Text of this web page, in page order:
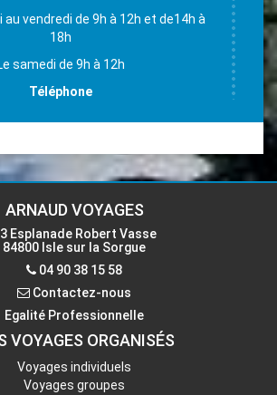
au vendredi de 9h à 12h et de14h à
18h
samedi de 9h à 12h
Téléphone
isle@voyages-arnaud.fr
Contactez-nous
ARNAUD VOYAGES
Esplanade Robert Vasse
84800 Isle sur la Sorgue
04 90 38 15 58
Contactez-nous
Egalité Professionnelle
VOYAGES ORGANISÉS
Voyages individuels
Voyages groupes